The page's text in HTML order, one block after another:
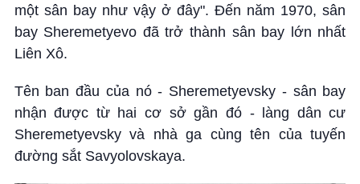
một sân bay như vậy ở đây". Đến năm 1970, sân
bay Sheremetyevo đã trở thành sân bay lớn nhất
Liên Xô.
Tên ban đầu của nó - Sheremetyevsky - sân bay
nhận được từ hai cơ sở gần đó - làng dân cư
Sheremetyevsky và nhà ga cùng tên của tuyến
đường sắt Savyolovskaya.